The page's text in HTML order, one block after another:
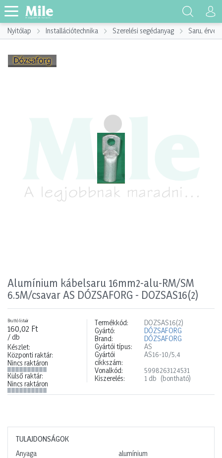
Nyitólap Installációtechnika Szerelési segédanyag Saru,
Alumínium kábelsaru 16mm2-alu-RM/SM
6.5M/csavar AS DÓZSAFORG - DOZSAS16(2)
Bruttó listaár
160,02 Ft
/ db
Készlet:
Központi raktár:
Nincs raktáron
Külső raktár:
Nincs raktáron
Termékkód:
DOZSAS16(2)
Gyártó:
DÓZSAFORG
Brand:
DÓZSAFORG
Gyártói típus:
AS
Gyártói
cikkszám:
AS16-10/5,4
Vonalkód:
5998263124531
Kiszerelés:
1 db (bontható)
TULAJDONSÁGOK
Anyaga
alumínium